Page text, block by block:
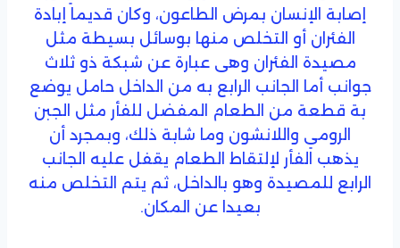
إصابة الإنسان بمرض الطاعون، وكان قديما إبادة
الفئران أو التخلص منها بوسائل بسيطة مثل
مصيدة الفئران وهى عبارة عن شبكة ذو ثلاث
جوانب أما الجانب الرابع به من الداخل حامل يوضع
بة قطعة من الطعام المفضل للفأر مثل الجبن
الرومي واللانشون وما شابة ذلك، وبمجرد أن
يذهب الفأر لإلتقاط الطعام يقفل عليه الجانب
الرابع للمصيدة وهو بالداخل، ثم يتم التخلص منه
بعيدا عن المكان.